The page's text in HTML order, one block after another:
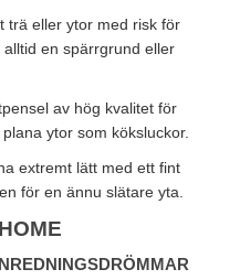
trä eller ytor med risk för
en spärrgrund eller
av hög kvalitet för
ytor som köksluckor.
extremt lätt med ett fint
för en ännu slätare yta.